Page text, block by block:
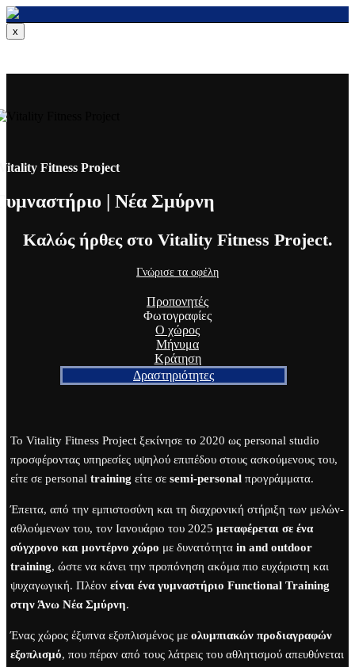
x
Fitness Project
| Νέα Σμύρνη
Καλώς ήρθες στο Vitality Fitness Project.
Γνώρισε τα οφέλη
Προπονητές
Φωτογραφίες
Ο χώρος
Μήνυμα
Κράτηση
Δραστηριότητες
Το Vitality Fitness Project ξεκίνησε το 2020 ως personal studio
προσφέροντας υπηρεσίες υψηλού επιπέδου στους ασκούμενους του,
είτε σε personal training είτε σε semi-personal προγράμματα.
Έπειτα, από την εμπιστοσύνη και τη διαχρονική στήριξη των μελών-
αθλούμενων του, τον Ιανουάριο του 2025 μεταφέρεται σε ένα
σύγχρονο και μοντέρνο χώρο με δυνατότητα in and outdoor
training, ώστε να κάνει την προπόνηση ακόμα πιο ευχάριστη και
ψυχαγωγική. Πλέον είναι ένα γυμναστήριο Functional Training
στην Άνω Νέα Σμύρνη.
Ένας χώρος έξυπνα εξοπλισμένος με ολυμπιακών προδιαγραφών
εξοπλισμό, που πέραν από τους λάτρεις του αθλητισμού απευθύνεται